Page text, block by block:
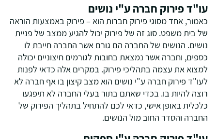
עו"ד פירוק חברה ע"י נושים
כאמור, אחד מסוגי פירוק חברות הוא – פירוק באמצעות הוראה
של בית משפט. סוג זה של פירוק יכול להגיע ממצב של פניית
נושים. הנושים של החברה הם גורם אשר החברה חייבת לו
כספים, וחברה אשר נמצאת בחובות לגורמים חיצוניים יכולה
למצוא את עצמה בתהליכי פירוק. במקרים אלה כדאי לפנות
לעו"ד פירוק חברה ע"י נושים הוא מצב קיצון בו אף חברה לא
רוצה להיות בו. בכדי שאתם בתור בעלי החברה לא תיפגעו
כלכלית באופן אישי, כדאי לכם להתחיל בתהליך הפירוק של
החברה והסדר החוב מול הנושים.